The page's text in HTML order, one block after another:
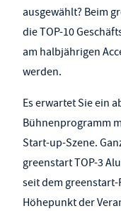
ausgewählt? Beim
die TOP-10
am halbjährigen
werden.
Es erwartet Sie ein
Bühnenprogramm
Start-up-Szene.
greenstart TOP-3
seit dem
Höhepunkt der